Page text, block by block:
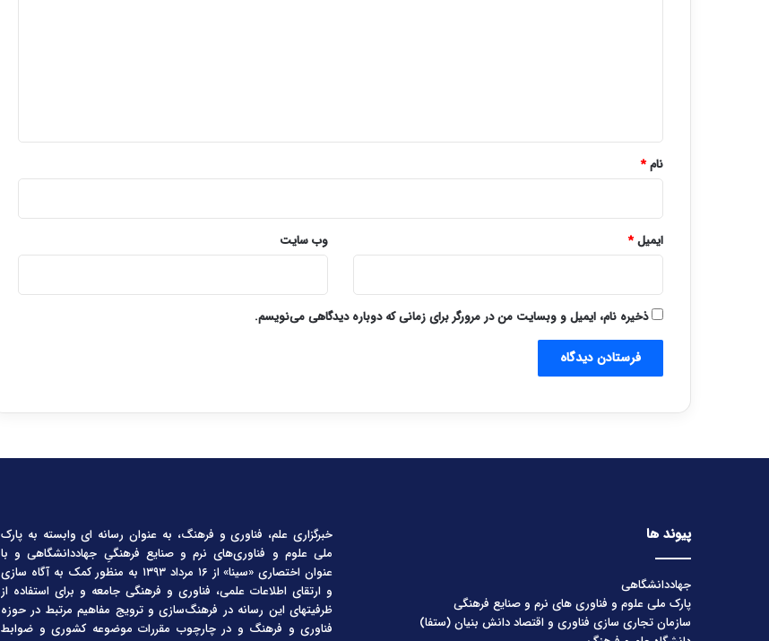
نام*
ایمیل* وب‌ سایت
ذخیره نام، ایمیل و وبسایت من در مرورگر برای زمانی که دوباره دیدگاهی می‌نویسم.
پیوند ها
جهاددانشگاهی
پارک ملی علوم و فناوری های نرم و صنایع فرهنگی
سازمان تجاری سازی فناوری و اقتصاد دانش بنیان (ستفا)
خبرگزاری علم، فناوری و فرهنگ، به عنوان رسانه ای وابسته به پارک
ملی علوم و فناوری‌های نرم و صنایع فرهنگیِ جهاددانشگاهی و با
عنوان اختصاری «سینا» از ۱۶ مرداد ۱۳۹۳ به منظور کمک به آگاه سازی
و ارتقای اطلاعات علمی، فناوری و فرهنگی جامعه و برای استفاده از
ظرفیتهای این رسانه در فرهنگ‌سازی و ترویج مفاهیم مرتبط در حوزه
فناوری و فرهنگ و در چارچوب مقررات موضوعه کشوری و ضوابط